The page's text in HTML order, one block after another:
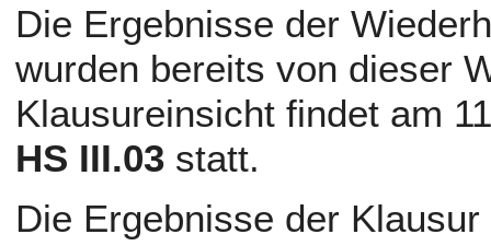
Die Ergebnisse der
wurden bereits von dieser
Klausureinsicht findet am
HS III.03 statt.
Die Ergebnisse der